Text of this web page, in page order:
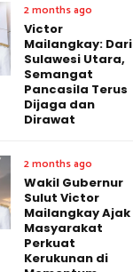
2 months ago
Victor
Mailangkay: Dari
Sulawesi Utara,
Semangat
Pancasila Terus
Dijaga dan
Dirawat
2 months ago
Wakil Gubernur
Sulut Victor
Mailangkay Ajak
Masyarakat
Perkuat
Kerukunan di